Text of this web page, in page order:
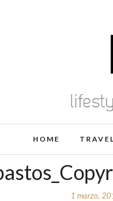
HOME TRAVEL
1 marzo,